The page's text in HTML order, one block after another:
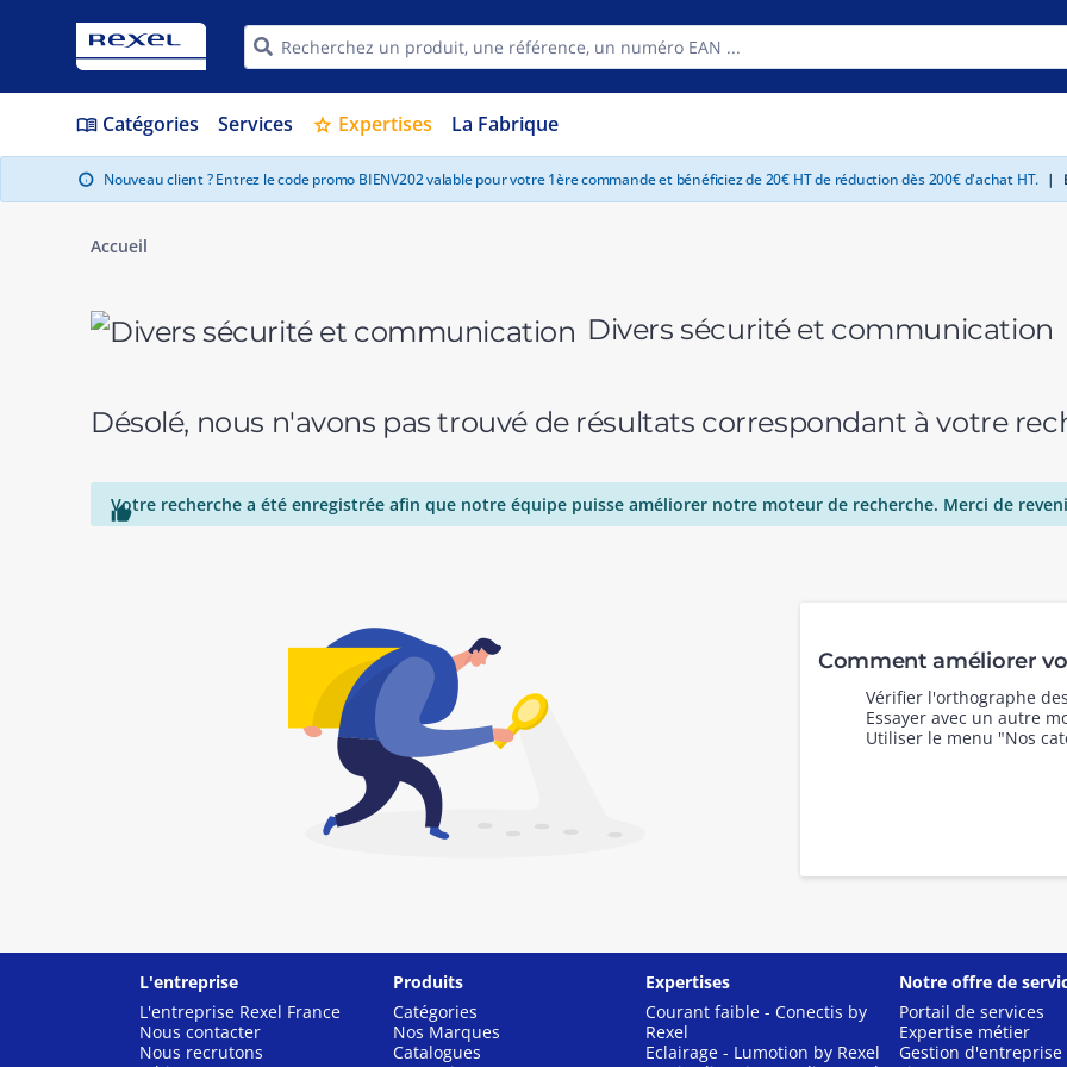
menu_book Catégories Services star Expertises La Fabrique
info Nouveau client ? Entrez le code promo BIENV202 valable pour votre 1ère commande et bénéficiez de 20€ HT de réduction dès 200€ d'achat HT. |
Accueil
Divers sécurité et communication
Désolé, nous n'avons pas trouvé de résultats correspondant à votre

Votre recherche a été enregistrée afin que notre équipe puisse améliorer notre moteur de recherche. Merci de
Comment améliorer
Vérifier l'orthographe
Essayer avec un autre
Utiliser le menu "Nos
L'entreprise
L'entreprise Rexel France
Nous contacter
Nous recrutons
Produits
Catégories
Nos Marques
Catalogues
Expertises
Courant faible - Conectis by
Rexel
Eclairage - Lumotion by Rexel
Notre offre de
Portail de services
Expertise métier
Gestion d'entreprise